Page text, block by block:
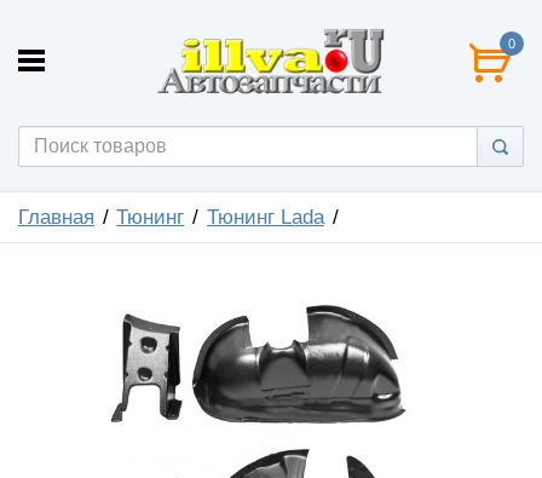
0
Главная Тюнинг Тюнинг Lada